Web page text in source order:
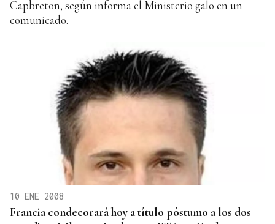
Capbreton, según informa el Ministerio galo en un
comunicado.
10 ENE 2008
Francia condecorará hoy a título póstumo a los dos